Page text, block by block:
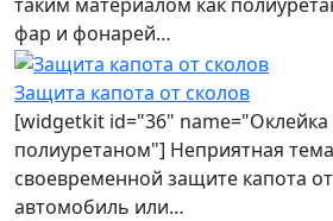
фар и фонарей…
Защита капота от сколов
[widgetkit id="36" name="Оклейка
полиуретаном"] Неприятная
своевременной защите капота
автомобиль или…